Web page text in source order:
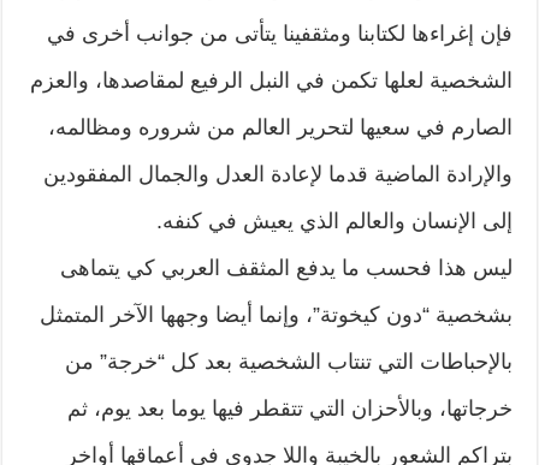
فإن إغراءها لكتابنا ومثقفينا يتأتى من جوانب أخرى في
الشخصية لعلها تكمن في النبل الرفيع لمقاصدها، والعزم
الصارم في سعيها لتحرير العالم من شروره ومظالمه،
والإرادة الماضية قدما لإعادة العدل والجمال المفقودين
إلى الإنسان والعالم الذي يعيش في كنفه.
ليس هذا فحسب ما يدفع المثقف العربي كي يتماهى
بشخصية “دون كيخوتة”، وإنما أيضا وجهها الآخر المتمثل
بالإحباطات التي تنتاب الشخصية بعد كل “خرجة” من
خرجاتها، وبالأحزان التي تتقطر فيها يوما بعد يوم، ثم
بتراكم الشعور بالخيبة واللا جدوى في أعماقها أواخر